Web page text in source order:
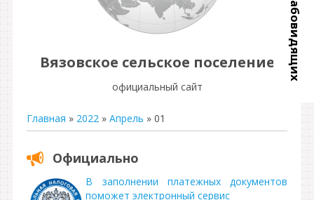
Вязовское сельское поселение
официальный сайт
Главная » 2022 » Апрель » 01
Официально
В заполнении платежных документов
поможет электронный сервис